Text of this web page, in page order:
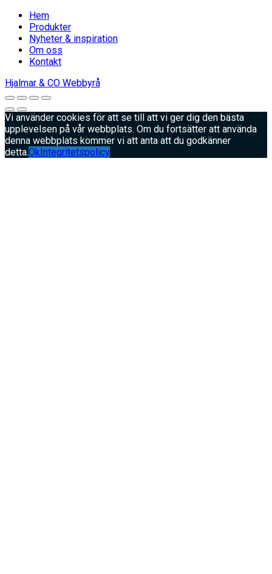
Hem
Produkter
Nyheter & inspiration
Om oss
Kontakt
Hjalmar & CO Webbyrå
Vi använder cookies för att se till att vi ger dig den bästa
upplevelsen på vår webbplats. Om du fortsätter att använda
denna webbplats kommer vi att anta att du godkänner
detta.Ok Integritetspolicy